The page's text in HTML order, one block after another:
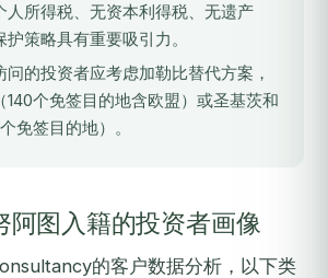
人所得税、无资本利得税、无遗产
策略具有重要吸引力。
问的投资者应考虑加勒比替代方案，
（140个免签目的地含欧盟）或圣基茨和
个免签目的地）。
阿图入籍的投资者画像
的客户数据分析，以下类